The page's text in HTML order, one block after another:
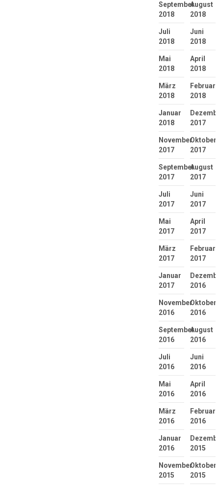
September
2018
August
2018
Juli
2018
Juni
2018
Mai
2018
April
2018
März
2018
Februar
2018
Januar
2018
2017
November
2017
Oktober
2017
September
2017
August
2017
Juli
2017
Juni
2017
Mai
2017
April
2017
März
2017
Februar
2017
Januar
2017
2016
November
2016
Oktober
2016
September
2016
August
2016
Juli
2016
Juni
2016
Mai
2016
April
2016
März
2016
Februar
2016
Januar
2016
2015
November
2015
Oktober
2015